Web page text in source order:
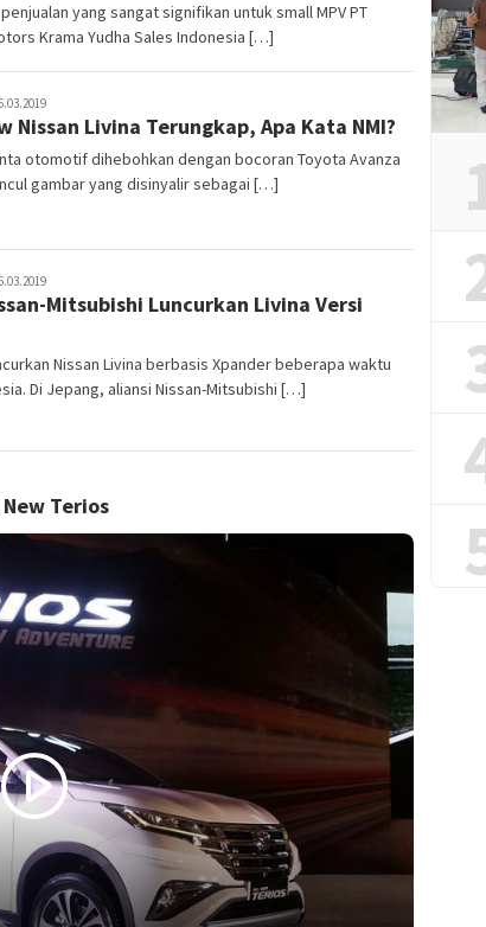
yang sangat signifikan untuk small MPV PT
Krama Yudha Sales Indonesia […]
Nissan Livina Terungkap, Apa Kata NMI?
otomotif dihebohkan dengan bocoran Toyota Avanza
gambar yang disinyalir sebagai […]
Mitsubishi Luncurkan Livina Versi
Nissan Livina berbasis Xpander beberapa waktu
Di Jepang, aliansi Nissan-Mitsubishi […]
Terios